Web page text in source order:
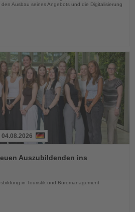
Ausbau seines Angebots und die Digitalisierung
04.08.2026
Auszubildenden ins
in Touristik und Büromanagement